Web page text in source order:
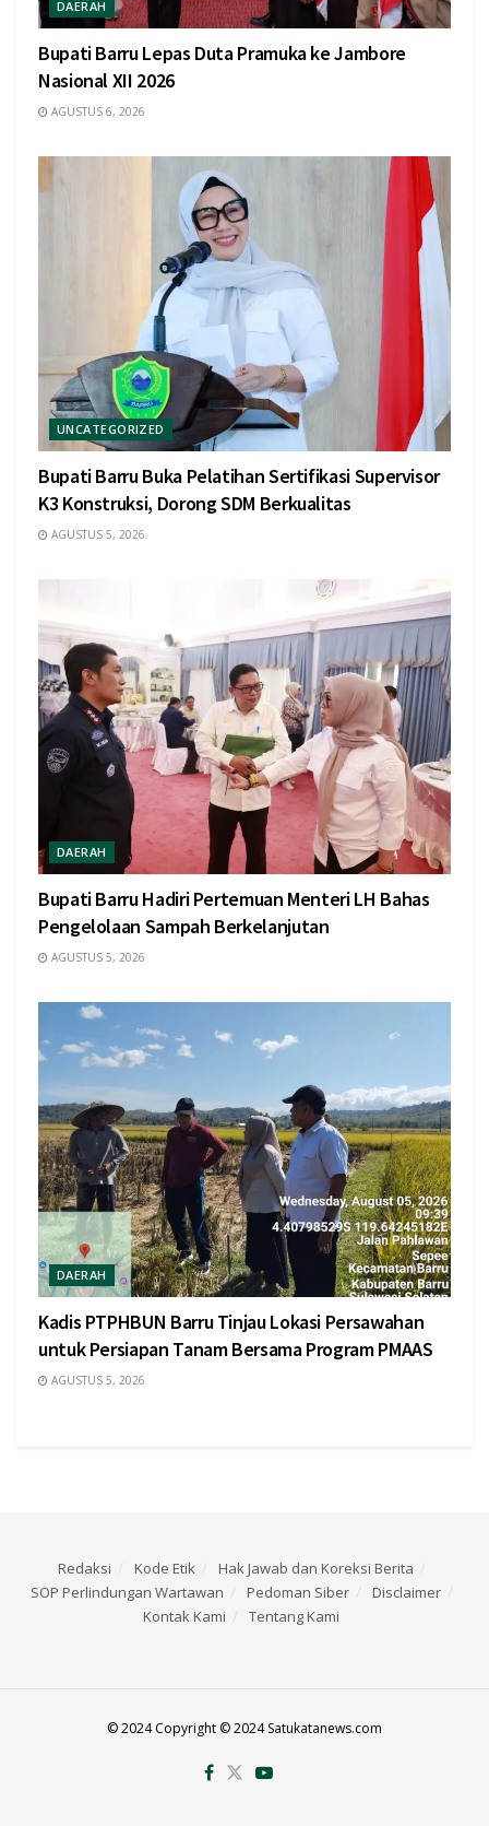
DAERAH
Bupati Barru Lepas Duta Pramuka ke Jambore
Nasional XII 2026
AGUSTUS 6, 2026
UNCATEGORIZED
Bupati Barru Buka Pelatihan Sertifikasi Supervisor
K3 Konstruksi, Dorong SDM Berkualitas
AGUSTUS 5, 2026
DAERAH
Bupati Barru Hadiri Pertemuan Menteri LH Bahas
Pengelolaan Sampah Berkelanjutan
AGUSTUS 5, 2026
DAERAH
Kadis PTPHBUN Barru Tinjau Lokasi Persawahan
untuk Persiapan Tanam Bersama Program PMAAS
AGUSTUS 5, 2026
Redaksi Kode Etik
Hak Jawab dan Koreksi Berita
SOP Perlindungan Wartawan
Pedoman Siber
Disclaimer
Kontak Kami
Tentang Kami
© 2024 Copyright © 2024 Satukatanews.com